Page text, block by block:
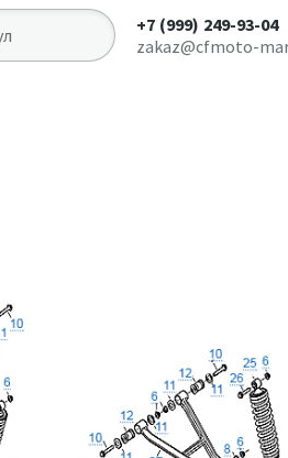
+7 (999) 249-93-04
zakaz@cfmoto-